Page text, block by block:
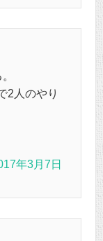
2人のやり
年3月7日